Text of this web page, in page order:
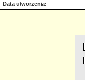
Data utworzenia: